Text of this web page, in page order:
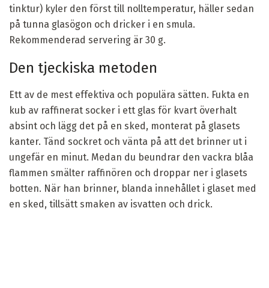
tinktur) kyler den först till nolltemperatur, häller sedan
på tunna glasögon och dricker i en smula.
Rekommenderad servering är 30 g.
Den tjeckiska metoden
Ett av de mest effektiva och populära sätten. Fukta en
kub av raffinerat socker i ett glas för kvart överhalt
absint och lägg det på en sked, monterat på glasets
kanter. Tänd sockret och vänta på att det brinner ut i
ungefär en minut. Medan du beundrar den vackra blåa
flammen smälter raffinören och droppar ner i glasets
botten. När han brinner, blanda innehållet i glaset med
en sked, tillsätt smaken av isvatten och drick.